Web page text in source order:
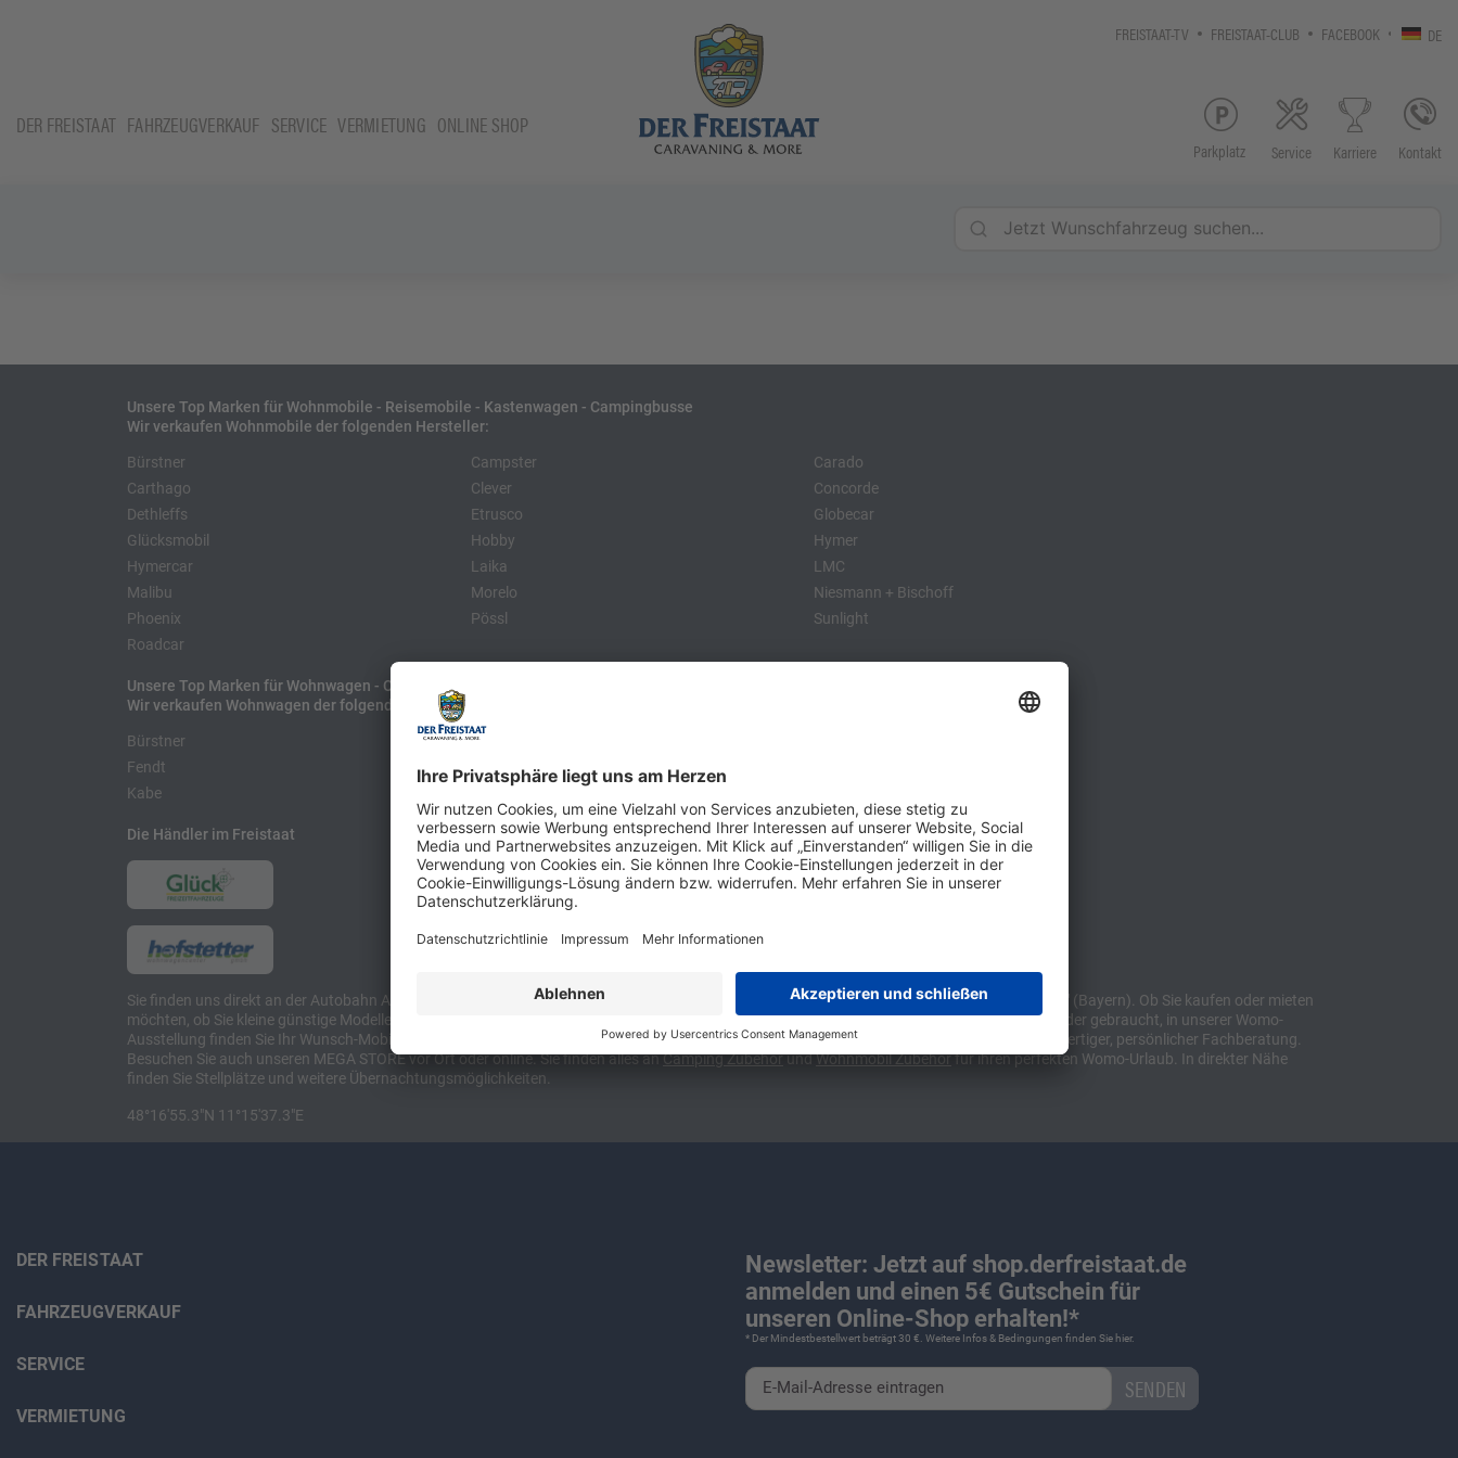
FREISTAAT-TV FREISTAAT-CLUB FACEBOOK DE
DER FREISTAAT FAHRZEUGVERKAUF SERVICE VERMIETUNG ONLINE SHOP
Parkplatz Service Karriere Kontakt
Unsere Top Marken für Wohnmobile - Reisemobile - Kastenwagen - Campingbusse
Wir verkaufen Wohnmobile der folgenden Hersteller:
Bürstner
Carthago
Dethleffs
Glücksmobil
Hymercar
Malibu
Phoenix
Roadcar
Campster
Clever
Etrusco
Hobby
Laika
Morelo
Pössl
Carado
Concorde
Globecar
Hymer
LMC
Niesmann + Bischoff
Sunlight
Unsere Top Marken für Wohnwagen - Caravans
Wir verkaufen Wohnwagen der folgenden Hersteller:
Bürstner
Fendt
Kabe
Hobby
LMC
Die Händler im Freistaat
Sie finden uns direkt an der Autobahn A8 zwischen München und Stuttgart, 10 Minuten vor der Stadtgrenze Münchens, Ausfahrt "Sulzemoos" (Bayern). Ob Sie kaufen oder mieten
möchten, ob Sie kleine günstige Modelle suchen, etwa kompakte Camper Vans, oder den puren Luxus. Ob Caravan oder Wohnmobil, ob neu oder gebraucht, in unserer Womo-
Ausstellung finden Sie Ihr Wunsch-Mobil und alles für Camping und Caravaning! Wohnmobilverkauf und Wohnwagenverkauf inklusive hochwertiger, persönlicher Fachberatung.
Besuchen Sie auch unseren MEGA STORE vor Ort oder online. Sie finden alles anCampingZubehörundWohnmobil Zubehörfür ihren perfekten Womo-Urlaub. In direkter Nähe
finden Sie Stellplätze und weitere Übernachtungsmöglichkeiten.
48°16'55.3"N 11°15'37.3"E
DER FREISTAAT
FAHRZEUGVERKAUF
SERVICE
VERMIETUNG
Newsletter: Jetzt auf shop.derfreistaat.de
anmelden und einen 5€ Gutschein für
unseren Online-Shop erhalten!*
* Der Mindestbestellwert beträgt 30 €. Weitere Infos & Bedingungen finden Sie hier.